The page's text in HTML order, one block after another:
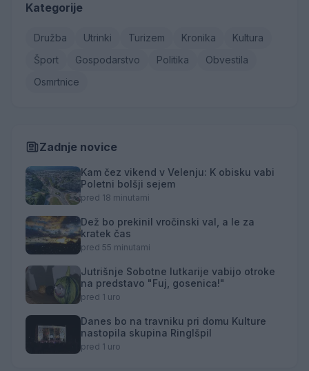
Kategorije
Družba Utrinki Turizem Kronika
Kultura
Šport
Gospodarstvo Politika
Obvestila
Osmrtnice
Zadnje novice
Kam čez vikend v Velenju: K obisku vabi
Poletni bolšji sejem
pred 18 minutami
Dež bo prekinil vročinski val, a le za
kratek čas
pred 55 minutami
Jutrišnje Sobotne lutkarije vabijo otroke
na predstavo "Fuj, gosenica!"
pred 1 uro
Danes bo na travniku pri domu Kulture
nastopila skupina Ringlšpil
pred 1 uro